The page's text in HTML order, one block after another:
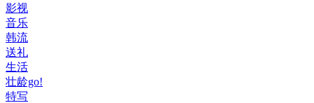
影视
音乐
韩流
送礼
生活
壮龄go!
特写